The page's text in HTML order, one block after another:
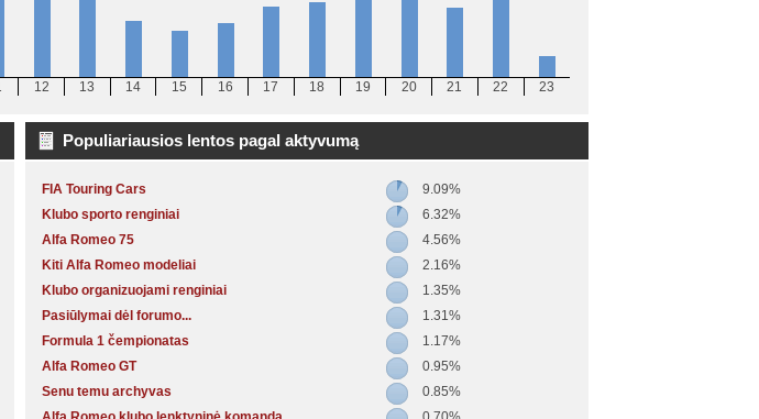
12 13 14 15 16 17 18 19 20 21 22 23
Populiariausios lentos pagal aktyvumą
FIA Touring Cars
9.09%
Klubo sporto renginiai
6.32%
Alfa Romeo 75
4.56%
Kiti Alfa Romeo modeliai
2.16%
Klubo organizuojami renginiai
1.35%
Pasiūlymai dėl forumo...
1.31%
Formula 1 čempionatas
1.17%
Alfa Romeo GT
0.95%
Senu temu archyvas
0.85%